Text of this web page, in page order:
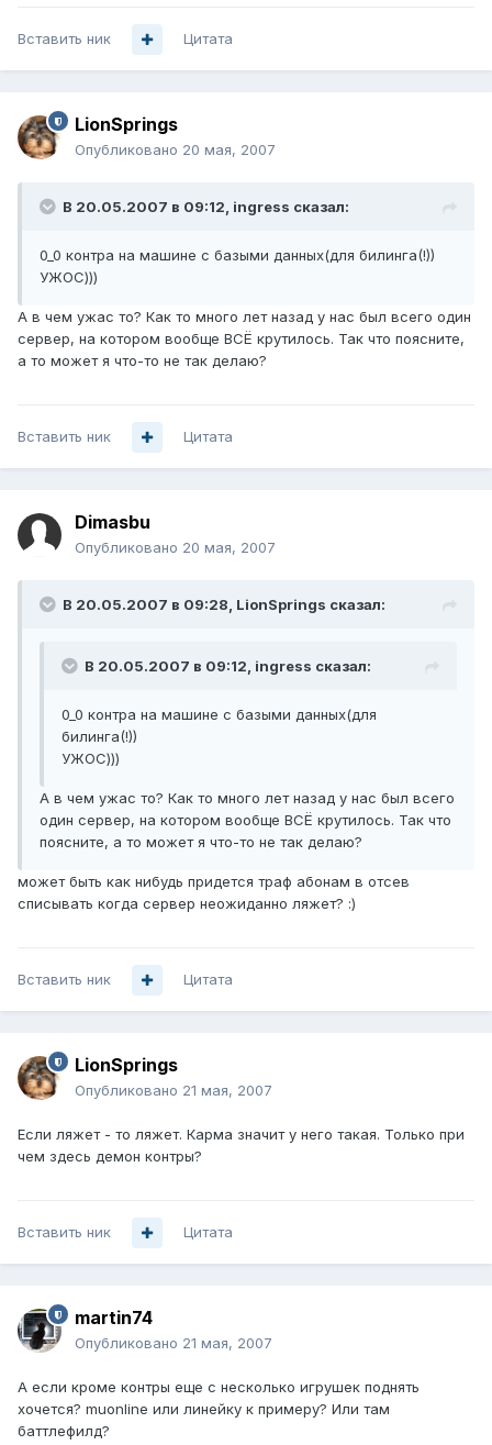
Вставить ник Цитата
LionSprings
Опубликовано 20 мая, 2007
В 20.05.2007 в 09:12, ingress сказал:
0_0 контра на машине с базыми данных(для билинга(!))
УЖОС)))
А в чем ужас то? Как то много лет назад у нас был всего один
сервер, на котором вообще ВСЁ крутилось. Так что поясните,
а то может я что-то не так делаю?
Вставить ник Цитата
Dimasbu
Опубликовано 20 мая, 2007
В 20.05.2007 в 09:28, LionSprings сказал:
В 20.05.2007 в 09:12, ingress сказал:
0_0 контра на машине с базыми данных(для
билинга(!))
УЖОС)))
А в чем ужас то? Как то много лет назад у нас был всего
один сервер, на котором вообще ВСЁ крутилось. Так что
поясните, а то может я что-то не так делаю?
может быть как нибудь придется траф абонам в отсев
списывать когда сервер неожиданно ляжет? :)
Вставить ник Цитата
LionSprings
Опубликовано 21 мая, 2007
Если ляжет - то ляжет. Карма значит у него такая. Только при
чем здесь демон контры?
Вставить ник Цитата
martin74
Опубликовано 21 мая, 2007
А если кроме контры еще с несколько игрушек поднять
хочется? muonline или линейку к примеру? Или там
баттлефилд?